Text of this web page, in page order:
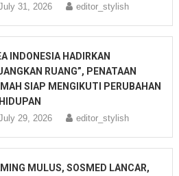
31, 2026 editor_stylish
INDONESIA HADIRKAN
RUANG”, PENATAAN
SIAP MENGIKUTI PERUBAHAN
29, 2026 editor_stylish
MULUS, SOSMED LANCAR,